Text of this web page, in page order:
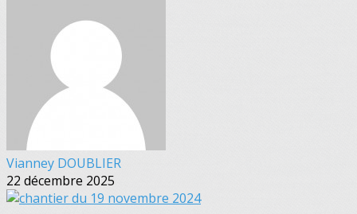
Vianney DOUBLIER
22 décembre 2025